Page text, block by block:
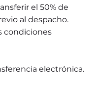
el 50% de
al despacho.
condiciones
electrónica.